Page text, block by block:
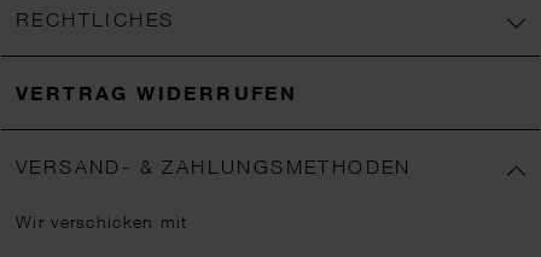
RECHTLICHES
VERTRAG WIDERRUFEN
VERSAND- & ZAHLUNGSMETHODEN
Wir verschicken mit